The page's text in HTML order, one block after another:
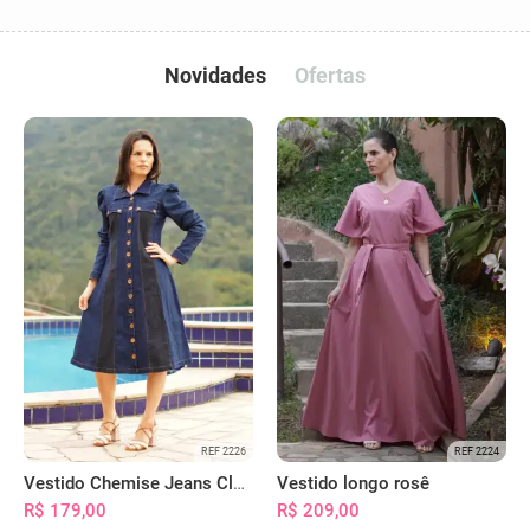
Novidades Ofertas
REF 2226
Vestido Chemise Jeans Clássica Serena
R$ 179,00
REF 2224
Vestido longo rosê
R$ 209,00